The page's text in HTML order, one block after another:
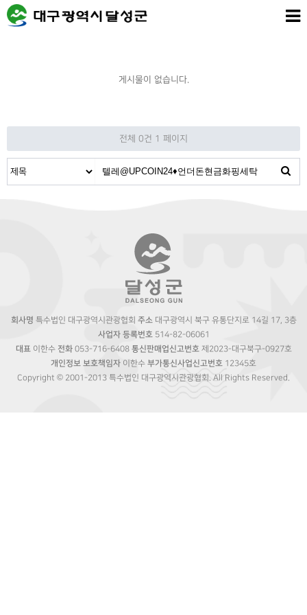
게시물이 없습니다.
전체 0건 1 페이지
회사명 특수법인 대구광역시관광협회 주소대구광역시 북구 유통단지로 14길 17, 3층
사업자 등록번호514-82-06061
대표이한수 전화053-716-6408 통신판매업신고번호제2023-대구북구-0927호
개인정보 보호책임자 이한수 부가통신사업신고번호 12345호
Copyright © 2001-2013 특수법인 대구광역시관광협회. All Rights Reserved.